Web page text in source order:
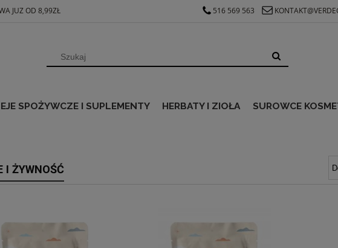
SPOŻYWCZE I SUPLEMENTY HERBATY I ZIOŁA SUROWCE
JUZ OD 8,99ZŁ 516 569 563
I ŻYWNOŚĆ